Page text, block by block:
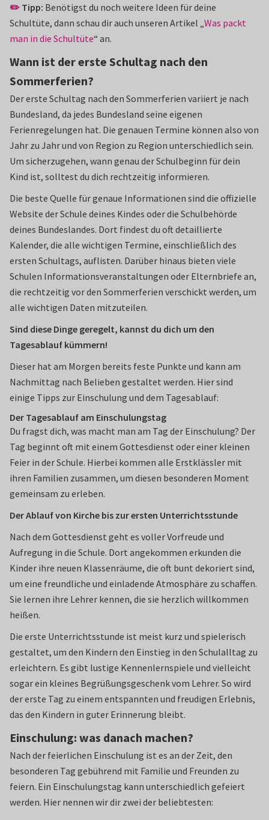
✏️ Tipp: Benötigst du noch weitere Ideen für deine
Schultüte, dann schau dir auch unseren Artikel „ Was packt
man in die Schultüte“ an.
Wann ist der erste Schultag nach den
Sommerferien?
Der erste Schultag nach den Sommerferien variiert je nach
Bundesland, da jedes Bundesland seine eigenen
Ferienregelungen hat. Die genauen Termine können also von
Jahr zu Jahr und von Region zu Region unterschiedlich sein.
Um sicherzugehen, wann genau der Schulbeginn für dein
Kind ist, solltest du dich rechtzeitig informieren.
Die beste Quelle für genaue Informationen sind die offizielle
Website der Schule deines Kindes oder die Schulbehörde
deines Bundeslandes. Dort findest du oft detaillierte
Kalender, die alle wichtigen Termine, einschließlich des
ersten Schultags, auflisten. Darüber hinaus bieten viele
Schulen Informationsveranstaltungen oder Elternbriefe an,
die rechtzeitig vor den Sommerferien verschickt werden, um
alle wichtigen Daten mitzuteilen.
Sind diese Dinge geregelt, kannst du dich um den
Tagesablauf kümmern!
Dieser hat am Morgen bereits feste Punkte und kann am
Nachmittag nach Belieben gestaltet werden. Hier sind
einige Tipps zur Einschulung und dem Tagesablauf:
Der Tagesablauf am Einschulungstag
Du fragst dich, was macht man am Tag der Einschulung? Der
Tag beginnt oft mit einem Gottesdienst oder einer kleinen
Feier in der Schule. Hierbei kommen alle Erstklässler mit
ihren Familien zusammen, um diesen besonderen Moment
gemeinsam zu erleben.
Der Ablauf von Kirche bis zur ersten Unterrichtsstunde
Nach dem Gottesdienst geht es voller Vorfreude und
Aufregung in die Schule. Dort angekommen erkunden die
Kinder ihre neuen Klassenräume, die oft bunt dekoriert sind,
um eine freundliche und einladende Atmosphäre zu schaffen.
Sie lernen ihre Lehrer kennen, die sie herzlich willkommen
heißen.
Die erste Unterrichtsstunde ist meist kurz und spielerisch
gestaltet, um den Kindern den Einstieg in den Schulalltag zu
erleichtern. Es gibt lustige Kennenlernspiele und vielleicht
sogar ein kleines Begrüßungsgeschenk vom Lehrer. So wird
der erste Tag zu einem entspannten und freudigen Erlebnis,
das den Kindern in guter Erinnerung bleibt.
Einschulung: was danach machen?
Nach der feierlichen Einschulung ist es an der Zeit, den
besonderen Tag gebührend mit Familie und Freunden zu
feiern. Ein Einschulungstag kann unterschiedlich gefeiert
werden. Hier nennen wir dir zwei der beliebtesten: